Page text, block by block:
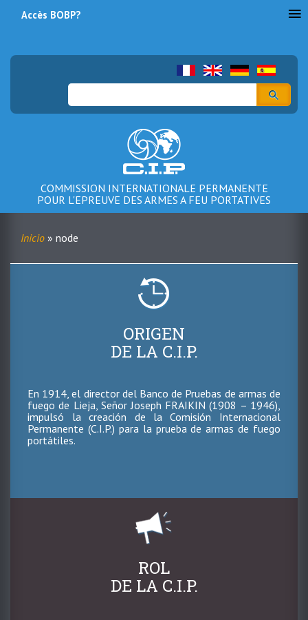
Buscar
COMMISSION INTERNATIONALE PERMANENTE
POUR L'EPREUVE DES ARMES A FEU PORTATIVES
du
compte
l'utilisateur
Accès BOBP?
Sobrescribir
navegación
Inicio node
ORIGEN
DE LA C.I.P.
En 1914, el director del Banco de Pruebas de armas de
fuego de Lieja, Señor Joseph FRAIKIN (1908 – 1946),
impulsó la creación de la Comisión Internacional
Permanente (C.I.P.) para la prueba de armas de fuego
portátiles.
ROL
DE LA C.I.P.